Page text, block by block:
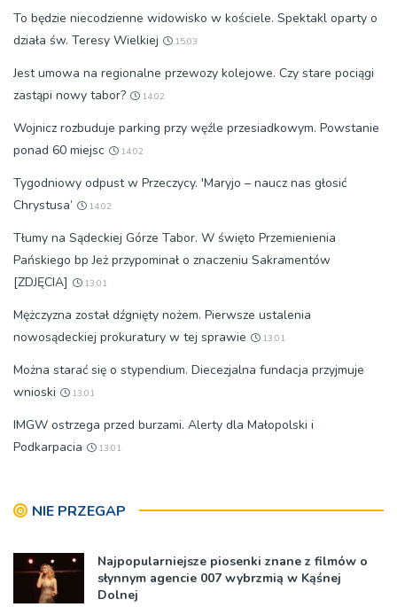
To będzie niecodzienne widowisko w kościele. Spektakl oparty o
działa św. Teresy Wielkiej
15:03
Jest umowa na regionalne przewozy kolejowe. Czy stare pociągi
zastąpi nowy tabor?
14:02
Wojnicz rozbuduje parking przy węźle przesiadkowym. Powstanie
ponad 60 miejsc
14:02
Tygodniowy odpust w Przeczycy. 'Maryjo – naucz nas głosić
Chrystusa’
14:02
Tłumy na Sądeckiej Górze Tabor. W święto Przemienienia
Pańskiego bp Jeż przypominał o znaczeniu Sakramentów
[ZDJĘCIA]
13:01
Mężczyzna został dźgnięty nożem. Pierwsze ustalenia
nowosądeckiej prokuratury w tej sprawie
13:01
Można starać się o stypendium. Diecezjalna fundacja przyjmuje
wnioski
13:01
IMGW ostrzega przed burzami. Alerty dla Małopolski i
Podkarpacia
13:01
NIE PRZEGAP
Najpopularniejsze piosenki znane z filmów o
słynnym agencie 007 wybrzmią w Kąśnej
Dolnej